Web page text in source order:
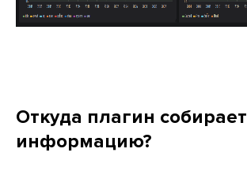
Откуда плагин собирает
информацию?